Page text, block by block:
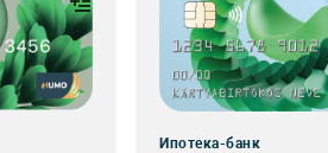
Ипотека-банк